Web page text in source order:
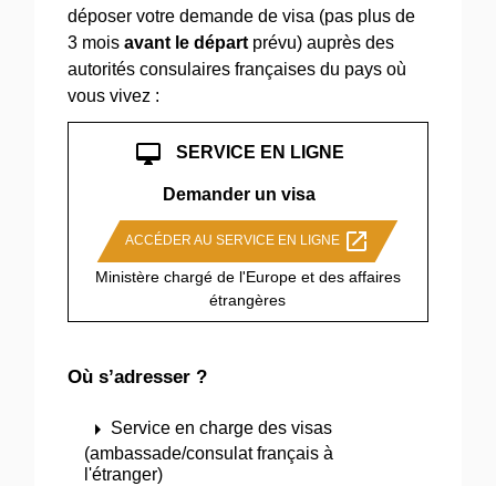
déposer votre demande de visa (pas plus de
3 moisavant le départ prévu) auprès des
autorités consulaires françaises du pays où
vous vivez :
desktop_mac SERVICE EN LIGNE
Demander un visa
ACCÉDER AU SERVICE EN LIGNE open_in_new
Ministère chargé de l'Europe et des affaires
étrangères
Où s’adresser ?
arrow_right Service en charge des visas
(ambassade/consulat français à
l'étranger)